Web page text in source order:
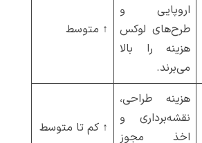
اروپایی و
طرح‌های لوکس
هزینه را بالا
می‌برند.
↑ متوسط
هزینه طراحی،
نقشه‌برداری و
اخذ مجوز
↑ کم تا متوسط